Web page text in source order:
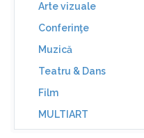
Arte vizuale
Conferinţe
Muzică
Teatru & Dans
Film
MULTIART